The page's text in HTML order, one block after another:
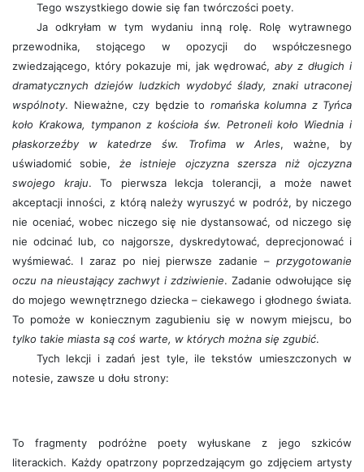
Tego wszystkiego dowie się fan twórczości poety.
Ja odkryłam w tym wydaniu inną rolę. Rolę wytrawnego
przewodnika, stojącego w opozycji do współczesnego
zwiedzającego, który pokazuje mi, jak wędrować,aby z długich i
dramatycznych dziejów ludzkich wydobyć ślady, znaki utraconej
wspólnoty. Nieważne, czy będzie to romańska kolumna z Tyńca
koło Krakowa, tympanon z kościoła św. Petroneli koło Wiednia i
płaskorzeźby w katedrze św. Trofima w Arles, ważne, by
uświadomić sobie, że istnieje ojczyzna szersza niż ojczyzna
swojego kraju. To pierwsza lekcja tolerancji, a może nawet
akceptacji inności, z którą należy wyruszyć w podróż, by niczego
nie oceniać, wobec niczego się nie dystansować, od niczego się
nie odcinać lub, co najgorsze, dyskredytować, deprecjonować i
wyśmiewać. I zaraz po niej pierwsze zadanie – przygotowanie
oczu na nieustający zachwyt i zdziwienie. Zadanie odwołujące się
do mojego wewnętrznego dziecka – ciekawego i głodnego świata.
To pomoże w koniecznym zagubieniu się w nowym miejscu, bo
tylko takie miasta są coś warte, w których można się zgubić.
Tych lekcji i zadań jest tyle, ile tekstów umieszczonych w
notesie, zawsze u dołu strony:
To fragmenty podróżne poety wyłuskane z jego szkiców
literackich. Każdy opatrzony poprzedzającym go zdjęciem artysty